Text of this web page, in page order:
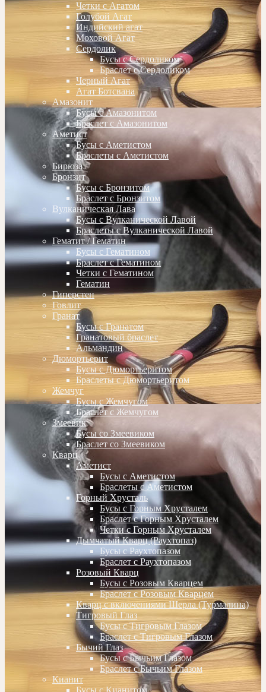
Четки с Агатом
Голубой Агат
Индийский агат
Моховой Агат
Сердолик
Бусы с Сердоликом
Браслет с Сердоликом
Черный Агат
Агат Ботсвана
Амазонит
Бусы с Амазонитом
Браслет с Амазонитом
Аметист
Бусы с Аметистом
Браслеты с Аметистом
Бирюза
Бронзит
Бусы с Бронзитом
Браслет с Бронзитом
Вулканическая Лава
Бусы с Вулканической Лавой
Браслеты с Вулканической Лавой
Гематит / Гематин
Бусы с Гематином
Браслет с Гематином
Четки с Гематином
Гематин
Гиперстен
Говлит
Гранат
Бусы с Гранатом
Гранатовый браслет
Альмандин
Дюмортьерит
Бусы с Дюмортьеритом
Браслеты с Дюмортьеритом
Жемчуг
Бусы с Жемчугом
Браслет с Жемчугом
Змеевик
Бусы со Змеевиком
Браслет со Змеевиком
Кварц
Аметист
Бусы с Аметистом
Браслеты с Аметистом
Горный Хрусталь
Бусы с Горным Хрусталем
Браслет с Горным Хрусталем
Четки с Горным Хрусталем
Дымчатый Кварц (Раухтопаз)
Бусы с Раухтопазом
Браслет с Раухтопазом
Розовый Кварц
Бусы с Розовым Кварцем
Браслет с Розовым Кварцем
Кварц с включениями Шерла (Турмалина)
Тигровый Глаз
Бусы с Тигровым Глазом
Браслет с Тигровым Глазом
Бычий Глаз
Бусы с Бычьим Глазом
Браслет с Бычьим Глазом
Кианит
Бусы с Кианитом